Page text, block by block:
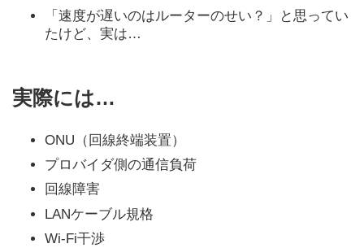
「速度が遅いのはルーターのせい？」と思ってい
たけど、実は…
実際には…
ONU（回線終端装置）
プロバイダ側の通信負荷
回線障害
LANケーブル規格
Wi-Fi干渉